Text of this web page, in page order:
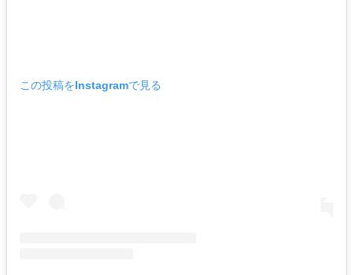
この投稿をInstagramで見る